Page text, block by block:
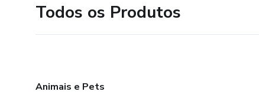
Todos os Produtos
Animais e Pets